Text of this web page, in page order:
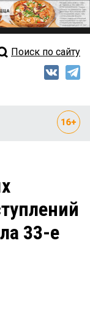
выпуск
Поиск по сайту
33-е